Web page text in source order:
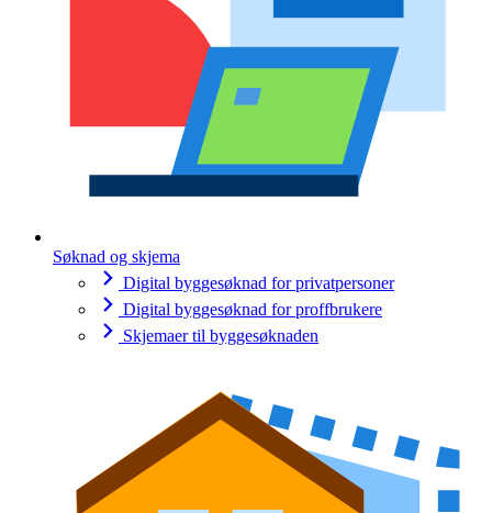
Søknad og skjema
Digital byggesøknad for privatpersoner
Digital byggesøknad for proffbrukere
Skjemaer til byggesøknaden